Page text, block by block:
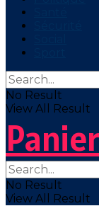
No Result
View All Result
No Result
View All Result